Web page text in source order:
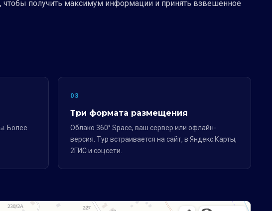
чтобы получить максимум информации и принять взвешенное
Более
03
Три формата размещения
Облако 360° Space, ваш сервер или офлайн-
версия. Тур встраивается на сайт, в Яндекс.Карты,
2ГИС и соцсети.